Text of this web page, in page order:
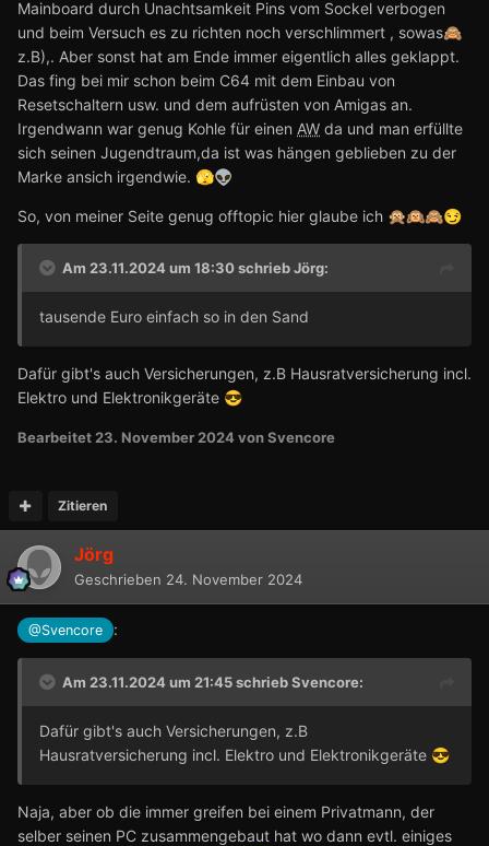
Mainboard durch Unachtsamkeit Pins vom Sockel verbogen
und beim Versuch es zu richten noch verschlimmert , sowas🙈
z.B),. Aber sonst hat am Ende immer eigentlich alles geklappt.
Das fing bei mir schon beim C64 mit dem Einbau von
Resetschaltern usw. und dem aufrüsten von Amigas an.
Irgendwann war genug Kohle für einen AW da und man erfüllte
sich seinen Jugendtraum,da ist was hängen geblieben zu der
Marke ansich irgendwie. 🫣👽
So, von meiner Seite genug offtopic hier glaube ich 🙊🙉🙈😏
Am 23.11.2024 um 18:30 schriebJörg:
tausende Euro einfach so in den Sand
Dafür gibt's auch Versicherungen, z.B Hausratversicherung incl.
Elektro und Elektronikgeräte 😎
Bearbeitet 23. November 2024von Svencore
Zitieren
Jörg
Geschrieben 24. November 2024
@Svencore :
Am 23.11.2024 um 21:45 schriebSvencore:
Dafür gibt's auch Versicherungen, z.B
Hausratversicherung incl. Elektro und Elektronikgeräte 😎
Naja, aber ob die immer greifen bei einem Privatmann, der
selber seinen PC zusammengebaut hat wo dann evtl. einiges